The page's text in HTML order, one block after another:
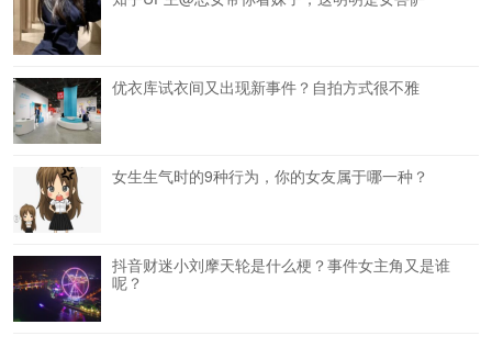
优衣库试衣间又出现新事件？自拍方式很不雅
女生生气时的9种行为，你的女友属于哪一种？
抖音财迷小刘摩天轮是什么梗？事件女主角又是谁
呢？